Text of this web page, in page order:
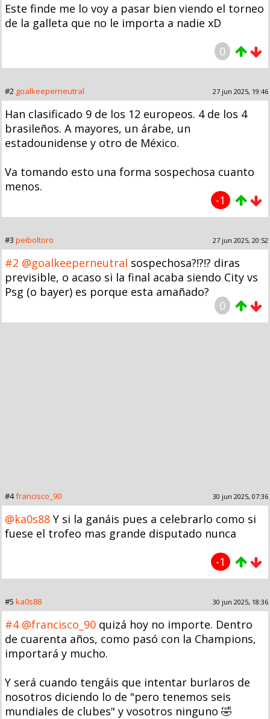
Este finde me lo voy a pasar bien viendo el torneo
de la galleta que no le importa a nadie xD
0
#2 goalkeeperneutral 27 jun 2025, 19:46
Han clasificado 9 de los 12 europeos. 4 de los 4
brasileños. A mayores, un árabe, un
estadounidense y otro de México.
Va tomando esto una forma sospechosa cuanto
menos.
-1
#3 peiboltoro 27 jun 2025, 20:52
#2 @goalkeeperneutral sospechosa?!?!? diras
previsible, o acaso si la final acaba siendo City vs
Psg (o bayer) es porque esta amañado?
0
#4francisco_90 30 jun 2025, 07:36
@ka0s88 Y si la ganáis pues a celebrarlo como si
fuese el trofeo mas grande disputado nunca
-1
#5 ka0s88 30 jun 2025, 18:36
#4 @francisco_90 quizá hoy no importe. Dentro
de cuarenta años, como pasó con la Champions,
importará y mucho.
Y será cuando tengáis que intentar burlaros de
nosotros diciendo lo de "pero tenemos seis
mundiales de clubes" y vosotros ninguno 🤣